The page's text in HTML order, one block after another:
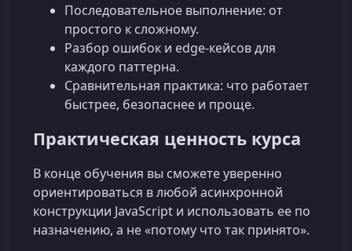
Последовательное выполнение: от
простого к сложному.
Разбор ошибок и edge‑кейсов для
каждого паттерна.
Сравнительная практика: что работает
быстрее, безопаснее и проще.
Практическая ценность курса
В конце обучения вы сможете уверенно
ориентироваться в любой асинхронной
конструкции JavaScript и использовать ее по
назначению, а не «потому что так принято».